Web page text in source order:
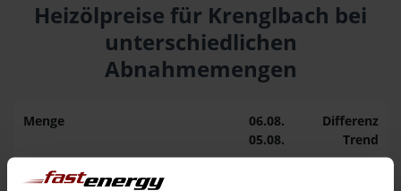
Heizölpreise für Krenglbach bei
unterschiedlichen
Abnahmemengen
Menge
06.08.
05.08.
Differenz
Trend
1.000 Liter